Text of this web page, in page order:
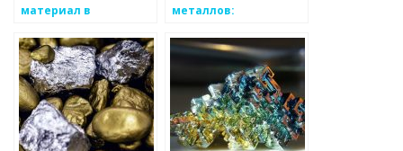
материал в
металлов:
применение